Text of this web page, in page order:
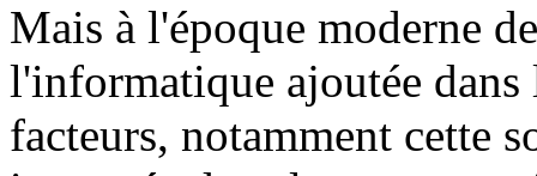
Mais à l'époque moderne
l'informatique ajoutée dans
facteurs, notamment